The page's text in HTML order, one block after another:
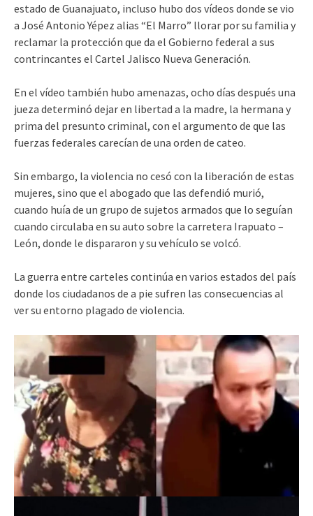
estado de Guanajuato, incluso hubo dos vídeos donde se vio
a José Antonio Yépez alias “El Marro” llorar por su familia y
reclamar la protección que da el Gobierno federal a sus
contrincantes el Cartel Jalisco Nueva Generación.
En el vídeo también hubo amenazas, ocho días después una
jueza determinó dejar en libertad a la madre, la hermana y
prima del presunto criminal, con el argumento de que las
fuerzas federales carecían de una orden de cateo.
Sin embargo, la violencia no cesó con la liberación de estas
mujeres, sino que el abogado que las defendió murió,
cuando huía de un grupo de sujetos armados que lo seguían
cuando circulaba en su auto sobre la carretera Irapuato –
León, donde le dispararon y su vehículo se volcó.
La guerra entre carteles continúa en varios estados del país
donde los ciudadanos de a pie sufren las consecuencias al
ver su entorno plagado de violencia.